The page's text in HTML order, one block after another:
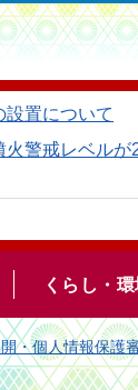
設置について
火警戒レベル
くらし・
・個人情報保護